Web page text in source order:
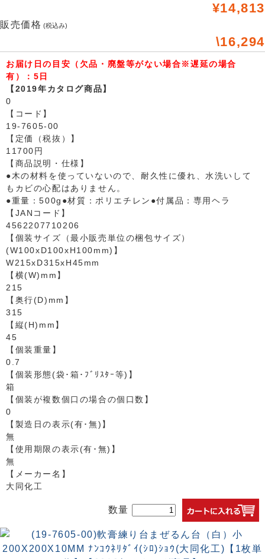
¥14,813
販売価格 (税込み)
\16,294
お届け日の目安（欠品・廃盤等がない場合※遅延の場合
有）：5日
【2019年カタログ商品】
0
【コード】
19-7605-00
【定価（税抜）】
11700円
【商品説明・仕様】
●木の材料を使っていないので、耐久性に優れ、水洗いして
もカビの心配はありません。
●重量：500g●材質：ポリエチレン●付属品：専用ヘラ
【JANコード】
4562207710206
【個装サイズ（最小販売単位の梱包サイズ）
(W100xD100xH100mm)】
W215xD315xH45mm
【横(W)mm】
215
【奥行(D)mm】
315
【縦(H)mm】
45
【個装重量】
0.7
【個装形態(袋･箱･ﾌﾞﾘｽﾀｰ等)】
箱
【個装が複数個口の場合の個口数】
0
【製造日の表示(有･無)】
無
【使用期限の表示(有･無)】
無
【メーカー名】
大同化工
数量